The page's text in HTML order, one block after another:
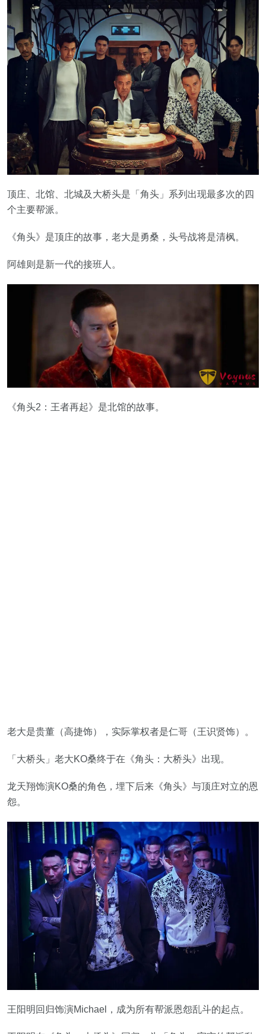
顶庄、北馆、北城及大桥头是「角头」系列出现最多次的四
个主要帮派。
《角头》是顶庄的故事，老大是勇桑，头号战将是清枫。
阿雄则是新一代的接班人。
《角头2：王者再起》是北馆的故事。
老大是贵董（高捷饰），实际掌权者是仁哥（王识贤饰）。
「大桥头」老大KO桑终于在《角头：大桥头》出现。
龙天翔饰演KO桑的角色，埋下后来《角头》与顶庄对立的恩
怨。
王阳明回归饰演Michael，成为所有帮派恩怨乱斗的起点。